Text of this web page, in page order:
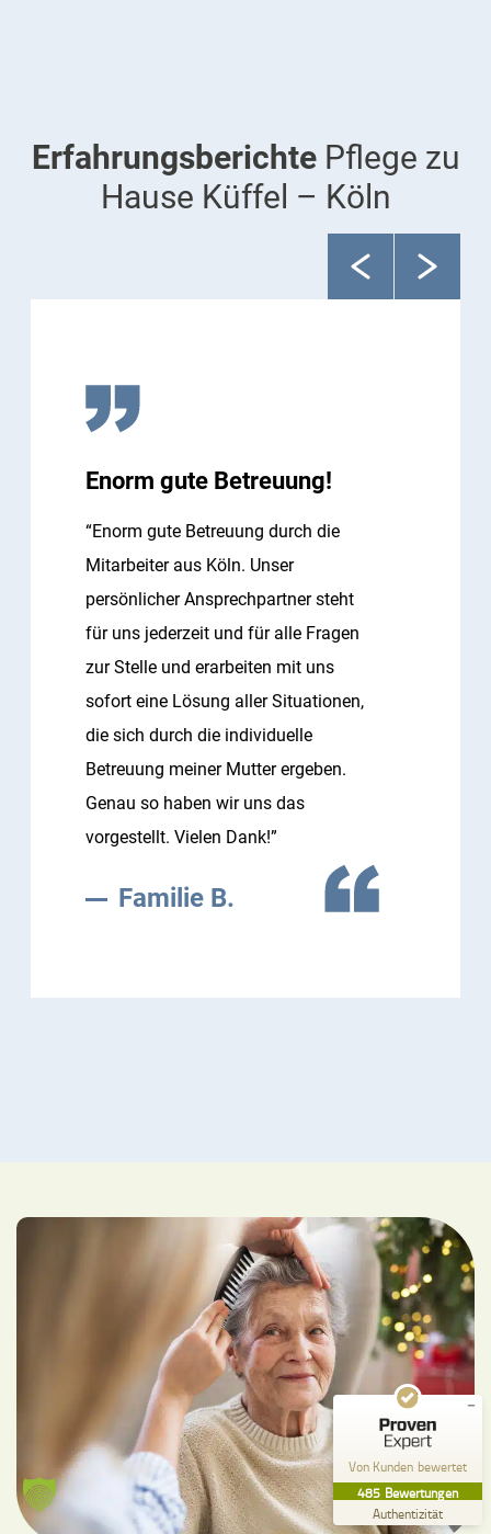
ErfahrungsberichtePflege zu
Hause Küffel – Köln
Enorm gute Betreuung!
“Enorm gute Betreuung durch die
Mitarbeiter aus Köln. Unser
persönlicher Ansprechpartner steht
für uns jederzeit und für alle Fragen
zur Stelle und erarbeiten mit uns
sofort eine Lösung aller Situationen,
die sich durch die individuelle
Betreuung meiner Mutter ergeben.
Genau so haben wir uns das
vorgestellt. Vielen Dank!”
Familie B.
Von Kunden bewertet
485 Bewertungen
Authentizität
Kundenbewertungen und Erfahrungen zu
Pflege zu Hause Küffel GmbH
99
%
Empfehlungen auf
ProvenExpert.com
SEHR GUT
4,84
/
5,00
357
Bewertungen auf
ProvenExpert.com
128
Bewertungen von
2
anderen Quellen
Blick aufs ProvenExpert-Profil werfen
26.07.2026